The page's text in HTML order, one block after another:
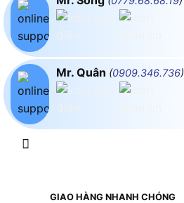
Mr. Quân (0909.346.736)
GIAO HÀNG NHANH CHÓNG